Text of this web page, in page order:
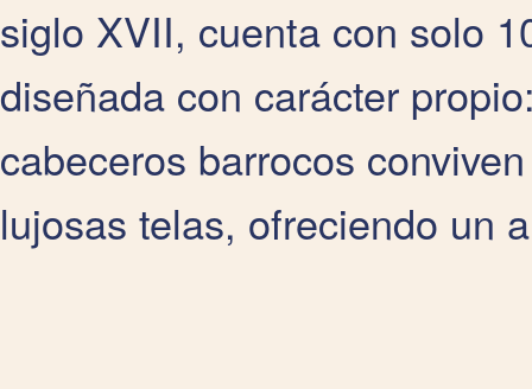
siglo XVII, cuenta con solo
diseñada con carácter
cabeceros barrocos
lujosas telas, ofreciendo un